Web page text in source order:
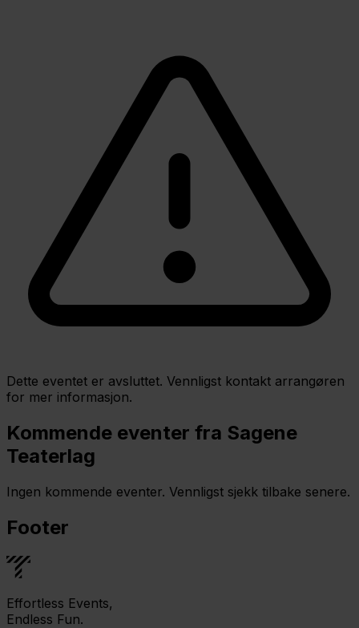
Dette eventet er avsluttet. Vennligst kontakt arrangøren
for mer informasjon.
Kommende eventer fra Sagene
Teaterlag
Ingen kommende eventer. Vennligst sjekk tilbake senere.
Footer
Effortless Events,
Endless Fun.